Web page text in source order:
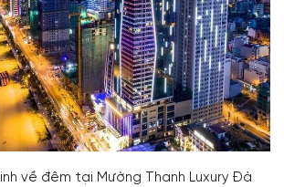
về đêm tại Mường Thanh Luxury Đà